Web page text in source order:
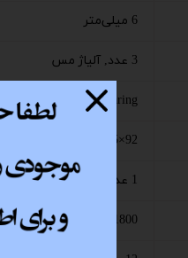
6 میلی‌متر
3 عدد, آلیاژ مس
Hydro Bearing
92×25×92 میلی‌متر
1 عدد
1800 دور در دقیقه